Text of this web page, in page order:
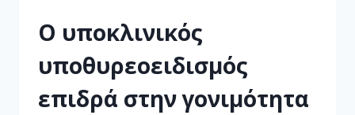
Ο υποκλινικός
υποθυρεοειδισμός
επιδρά στην γονιμότητα